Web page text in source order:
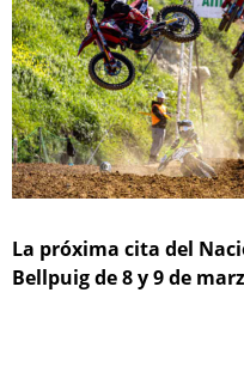
La próxima cita del
Bellpuig de 8 y 9 de